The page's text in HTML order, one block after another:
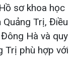
sơ khoa học
Trị, Điều
Hà và quy
Trị phù hợp với